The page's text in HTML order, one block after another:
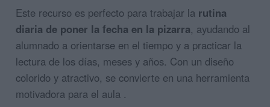
Este recurso es perfecto para trabajar la rutina
diaria de poner la fecha en la pizarra, ayudando al
alumnado a orientarse en el tiempo y a practicar la
lectura de los días, meses y años. Con un diseño
colorido y atractivo, se convierte en una herramienta
motivadora para el aula .